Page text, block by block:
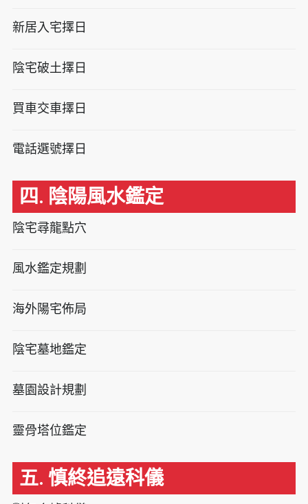
新居入宅擇日
陰宅破土擇日
買車交車擇日
電話選號擇日
四. 陰陽風水鑑定
陰宅尋龍點穴
風水鑑定規劃
海外陽宅佈局
陰宅墓地鑑定
墓園設計規劃
靈骨塔位鑑定
五. 慎終追遠科儀